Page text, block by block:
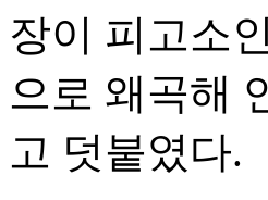
장이 피고소
으로 왜곡해
고 덧붙였다.